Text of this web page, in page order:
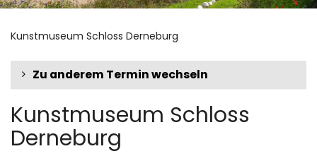
Kunstmuseum Schloss Derneburg
Zu anderem Termin wechseln
Kunstmuseum Schloss
Derneburg